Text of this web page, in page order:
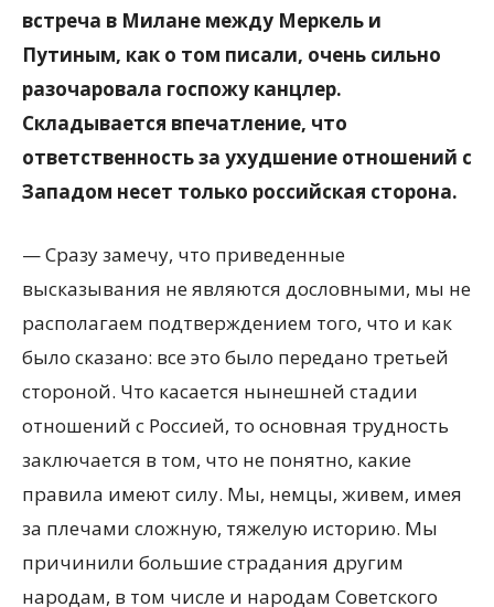
встреча в Милане между Меркель и
Путиным, как о том писали, очень сильно
разочаровала госпожу канцлер.
Складывается впечатление, что
ответственность за ухудшение отношений с
Западом несет только российская сторона.
— Сразу замечу, что приведенные
высказывания не являются дословными, мы не
располагаем подтверждением того, что и как
было сказано: все это было передано третьей
стороной. Что касается нынешней стадии
отношений с Россией, то основная трудность
заключается в том, что не понятно, какие
правила имеют силу. Мы, немцы, живем, имея
за плечами сложную, тяжелую историю. Мы
причинили большие страдания другим
народам, в том числе и народам Советского